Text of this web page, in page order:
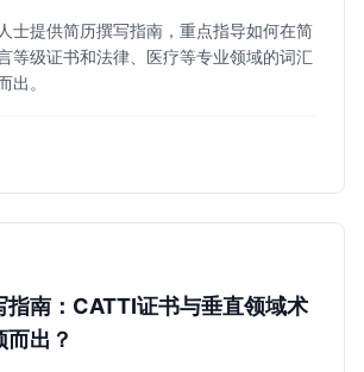
士提供简历撰写指南，重点指导如何在简
等级证书和法律、医疗等专业领域的词汇
出。
指南：CATTI证书与垂直领域术
出？